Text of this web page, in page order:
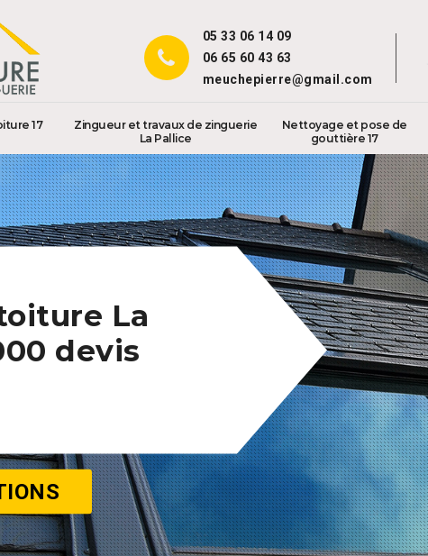
05 33 06 14 09
06 65 60 43 63
meuchepierre@gmail.com
17
Zingueur et travaux de zinguerie
La Pallice
Nettoyage et pose de
gouttière 17
La
devis